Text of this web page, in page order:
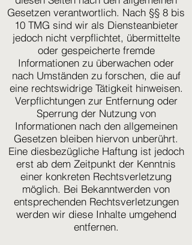
Gesetzen verantwortlich. Nach §§ 8 bis
10 TMG sind wir als Diensteanbieter
jedoch nicht verpflichtet, übermittelte
oder gespeicherte fremde
Informationen zu überwachen oder
nach Umständen zu forschen, die auf
eine rechtswidrige Tätigkeit hinweisen.
Verpflichtungen zur Entfernung oder
Sperrung der Nutzung von
Informationen nach den allgemeinen
Gesetzen bleiben hiervon unberührt.
Eine diesbezügliche Haftung ist jedoch
erst ab dem Zeitpunkt der Kenntnis
einer konkreten Rechtsverletzung
möglich. Bei Bekanntwerden von
entsprechenden Rechtsverletzungen
werden wir diese Inhalte umgehend
entfernen.